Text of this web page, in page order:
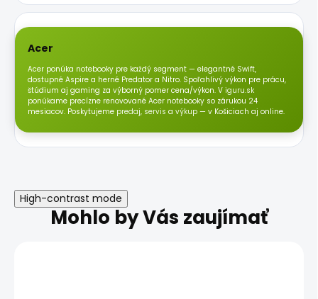
Acer
Acer ponúka notebooky pre každý segment — elegantné Swift,
dostupné Aspire a herné Predator a Nitro. Spoľahlivý výkon pre prácu,
štúdium aj gaming za výborný pomer cena/výkon. V iguru.sk
ponúkame precízne renovované Acer notebooky so zárukou 24
mesiacov. Poskytujeme predaj, servis a výkup— v Košiciach aj online.
High-contrast mode
Mohlo by Vás zaujímať